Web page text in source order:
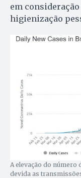
em
higienização
A elevação do número
devida as